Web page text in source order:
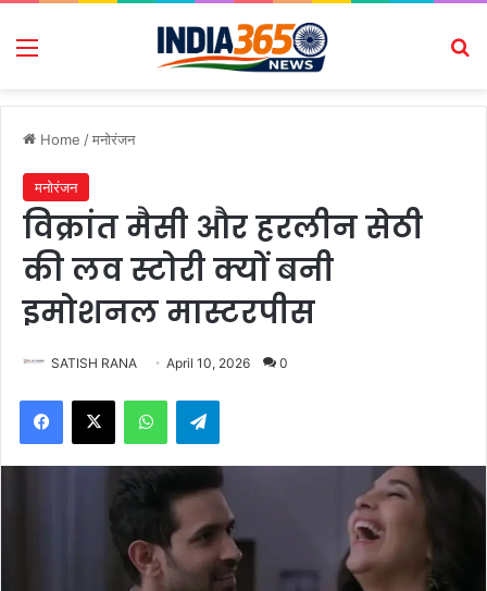
Menu
Home /मनोरंजन
मनोरंजन
विक्रांत मैसी और हरलीन सेठी
की लव स्टोरी क्यों बनी
इमोशनल मास्टरपीस
SATISH RANA April 10, 2026 0
Facebook
X WhatsAppTelegram